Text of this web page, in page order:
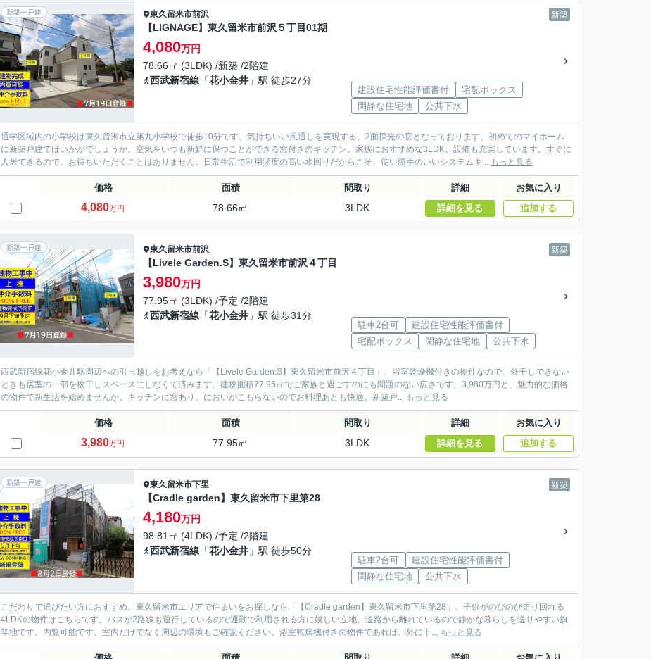
新築一戸建 新築
東久留米市前沢
【LIGNAGE】東久留米市前沢５丁目01期
4,080万円
78.66㎡ (3LDK) /新築 /2階建
西武新宿線 「花小金井 」駅 徒歩27分
建設住宅性能評価書付
宅配ボックス
閑静な住宅地
公共下水
通学区域内の小学校は東久留米市立第九小学校で徒歩10分です。気持ちいい風通しを実現する、2面採光の窓となっております。初めてのマイホーム
に新築戸建てはいかがでしょうか。空気をいつも新鮮に保つことができる窓付きのキッチン。家族におすすめな3LDK。設備も充実しています。すぐに
入居できるので、お待ちいただくことはありません。日常生活で利用頻度の高い水回りだからこそ、使い勝手のいいシステムキ... もっと見る
価格 面積 間取り 詳細 お気に入り
4,080万円 78.66㎡ 3LDK 詳細を見る 追加する
新築一戸建 新築
東久留米市前沢
【Livele Garden.S】東久留米市前沢４丁目
3,980万円
77.95㎡ (3LDK) /予定 /2階建
西武新宿線 「花小金井 」駅 徒歩31分
駐車2台可
建設住宅性能評価書付
宅配ボックス
閑静な住宅地 公共下水
西武新宿線花小金井駅周辺への引っ越しをお考えなら「【Livele Garden.S】東久留米市前沢４丁目」。浴室乾燥機付きの物件なので、外干しできない
ときも居室の一部を物干しスペースにしなくて済みます。建物面積77.95㎡でご家族と過ごすのにも問題のない広さです。3,980万円と、魅力的な価格
の物件で新生活を始めませんか。キッチンに窓あり、においがこもらないのでお料理あとも快適。新築戸... もっと見る
価格 面積 間取り 詳細 お気に入り
3,980万円 77.95㎡ 3LDK 詳細を見る 追加する
新築一戸建 新築
東久留米市下里
【Cradle garden】東久留米市下里第28
4,180万円
98.81㎡ (4LDK) /予定 /2階建
西武新宿線 「花小金井 」駅 徒歩50分
駐車2台可
建設住宅性能評価書付
閑静な住宅地
公共下水
こだわりで選びたい方におすすめ。東久留米市エリアで住まいをお探しなら「【Cradle garden】東久留米市下里第28」。子供がのびのび走り回れる
4LDKの物件はこちらです。バスが2路線も運行しているので通勤で利用される方に嬉しい立地。道路から離れているので静かな暮らしを送りやすい旗
竿地です。内覧可能です。室内だけでなく周辺の環境もご確認ください。浴室乾燥機付きの物件であれば、外に干... もっと見る